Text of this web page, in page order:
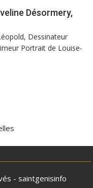
Désormery,
Dessinateur
Portrait de Louise-
- saintgenisinfo